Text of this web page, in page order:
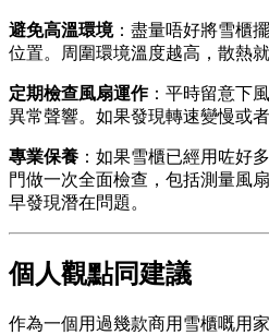
避免高溫環境：盡量唔好將雪櫃
位置。周圍環境溫度越高，散熱就
定期檢查風扇運作：平時留意下
異常聲響。如果發現轉速變慢或
專業保養 ：如果雪櫃已經用咗好
門做一次全面檢查，包括測量風
早發現潛在問題。
個人觀點同建議
作為一個用過幾款商用雪櫃嘅用